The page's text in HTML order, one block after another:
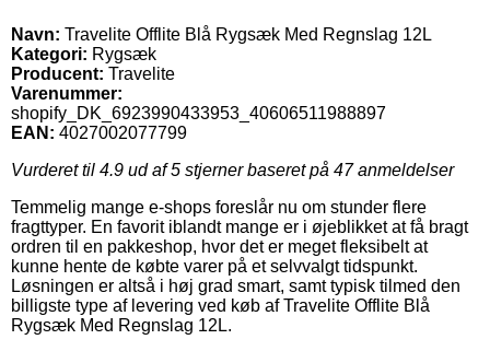
Navn: Travelite Offlite Blå Rygsæk Med Regnslag 12L
Kategori: Rygsæk
Producent: Travelite
Varenummer:
shopify_DK_6923990433953_40606511988897
EAN: 4027002077799
Vurderet til 4.9 ud af 5 stjerner baseret på 47anmeldelser
Temmelig mange e-shops foreslår nu om stunder flere
fragttyper. En favorit iblandt mange er i øjeblikket at få bragt
ordren til en pakkeshop, hvor det er meget fleksibelt at
kunne hente de købte varer på et selvvalgt tidspunkt.
Løsningen er altså i høj grad smart, samt typisk tilmed den
billigste type af levering ved køb af Travelite Offlite Blå
Rygsæk Med Regnslag 12L.